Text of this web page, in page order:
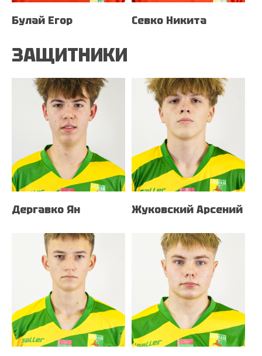
Булай Егор Севко Никита
ЗАЩИТНИКИ
Дергавко Ян Жуковский Арсений